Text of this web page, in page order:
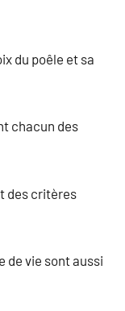
du poêle et sa
chacun des
des critères
de vie sont aussi